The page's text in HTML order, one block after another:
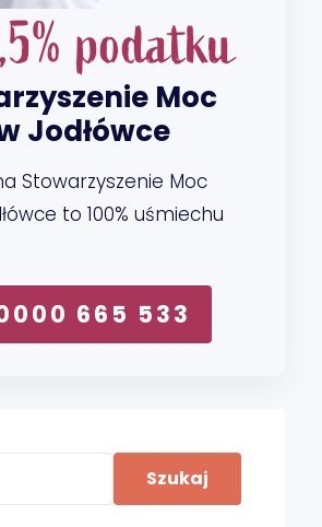
podatku
Moc
Jodłówce
Stowarzyszenie Moc
to 100% uśmiechu
665 533